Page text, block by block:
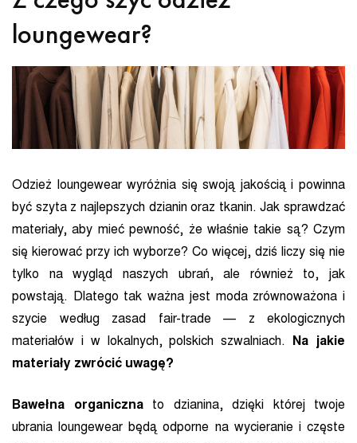
loungewear?
Odzież loungewear wyróżnia się swoją jakością i powinna
być szyta z najlepszych dzianin oraz tkanin. Jak sprawdzać
materiały, aby mieć pewność, że właśnie takie są? Czym
się kierować przy ich wyborze? Co więcej, dziś liczy się nie
tylko na wygląd naszych ubrań, ale również to, jak
powstają. Dlatego tak ważna jest moda zrównoważona i
szycie według zasad fair-trade — z ekologicznych
materiałów i w lokalnych, polskich szwalniach. Na jakie
materiały zwrócić uwagę?
Bawełna organicznato dzianina, dzięki której twoje
ubrania loungewear będą odporne na wycieranie i częste